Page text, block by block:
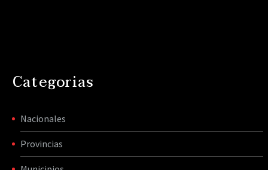
Categorias
Nacionales
Provincias